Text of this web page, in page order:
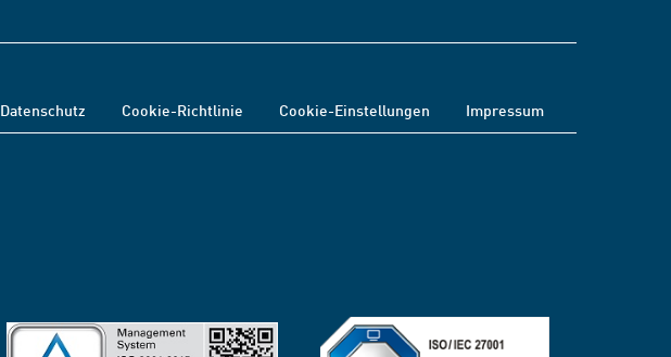
Datenschutz Cookie-Richtlinie Cookie-Einstellungen Impressum